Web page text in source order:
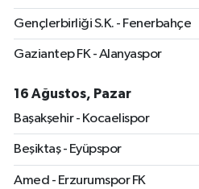
Gençlerbirliği S.K. - Fenerbahçe
Gaziantep FK - Alanyaspor
16 Ağustos, Pazar
Başakşehir - Kocaelispor
Beşiktaş - Eyüpspor
Amed - Erzurumspor FK